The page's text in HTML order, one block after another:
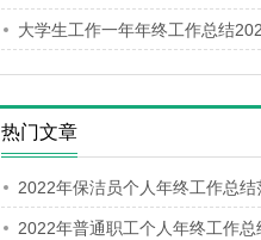
大学生工作一年年终工作总结
热门文章
2022年普通职工个人年终工作总